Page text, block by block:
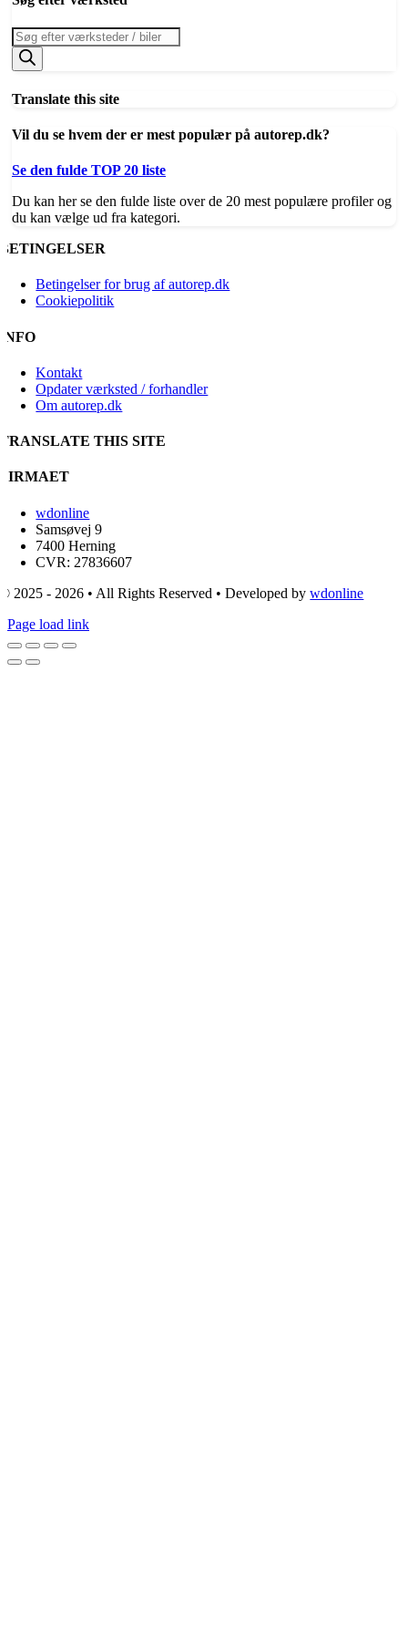
Products
search
Translate this site
Vil du se hvem der er mest populær på autorep.dk?
Se den fulde TOP 20 liste
Du kan her se den fulde liste over de 20 mest populære profiler og
du kan vælge ud fra kategori.
BETINGELSER
Betingelser for brug af autorep.dk
Cookiepolitik
INFO
Kontakt
Opdater værksted / forhandler
Om autorep.dk
TRANSLATE THIS SITE
FIRMAET
wdonline
Samsøvej 9
7400 Herning
CVR: 27836607
© 2025 - 2026 • All Rights Reserved • Developed bywdonline
Page load link